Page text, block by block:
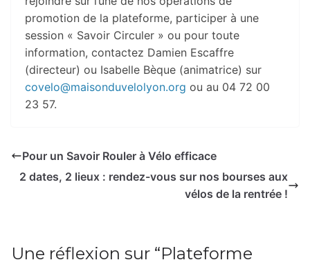
promotion de la plateforme, participer à une
session « Savoir Circuler » ou pour toute
information, contactez Damien Escaffre
(directeur) ou Isabelle Bèque (animatrice) sur
covelo@maisonduvelolyon.org ou au 04 72 00
23 57.
Pour un Savoir Rouler à Vélo efficace
2 dates, 2 lieux : rendez-vous sur nos bourses aux
vélos de la rentrée !
Une réflexion sur “Plateforme